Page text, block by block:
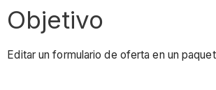
Objetivo
Editar un formulario de oferta en un